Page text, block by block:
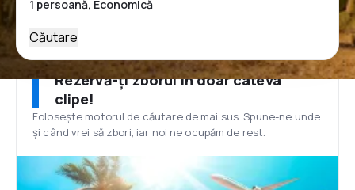
Căutare
Rezervă-ți zborul în doar câteva
clipe!
Folosește motorul de căutare de mai sus. Spune-ne unde
și când vrei să zbori, iar noi ne ocupăm de rest.